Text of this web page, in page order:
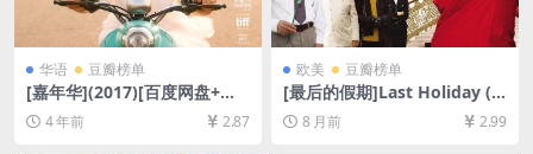
华语 豆瓣榜单
[嘉年华](2017)[百度网盘+迅
雷云盘资源1080P超清未删减]
[MP4/GB][中英字幕]
4 年前 2.87
欧美 豆瓣榜单
[最后的假期]Last Holiday (2
006)[百度网盘+夸克网盘1080
P超清未删减资源][网盘在线播
8 月前 2.99